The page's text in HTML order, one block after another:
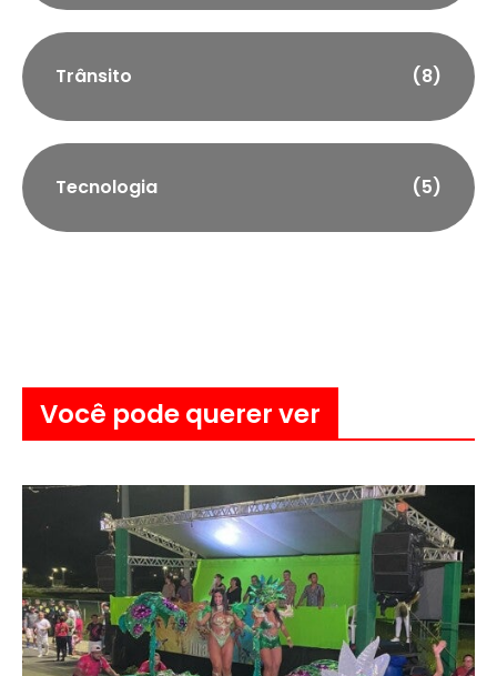
Trânsito (8)
Tecnologia (5)
Você pode querer ver